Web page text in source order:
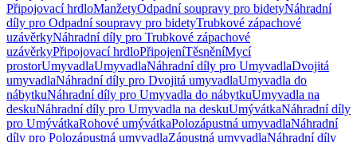
Připojovací hrdloManžetyOdpadní soupravy pro bidetyNáhradní
díly pro Odpadní soupravy pro bidetyTrubkové zápachové
uzávěrkyNáhradní díly pro Trubkové zápachové
uzávěrkyPřipojovací hrdloPřipojeníTěsněníMycí
prostorUmyvadlaUmyvadlaNáhradní díly pro UmyvadlaDvojitá
umyvadlaNáhradní díly pro Dvojitá umyvadlaUmyvadla do
nábytkuNáhradní díly pro Umyvadla do nábytkuUmyvadla na
deskuNáhradní díly pro Umyvadla na deskuUmývátkaNáhradní díly
pro UmývátkaRohové umývátkaPolozápustná umyvadlaNáhradní
díly pro Polozápustná umyvadlaZápustná umyvadlaNáhradní díly